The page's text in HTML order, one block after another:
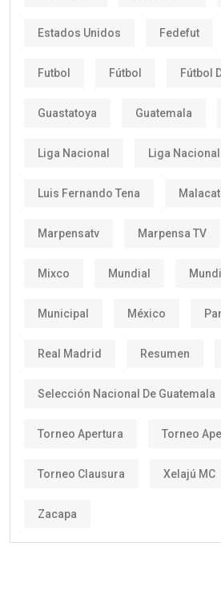
Estados Unidos Fedefut
Futbol Fútbol Fútbol
Guastatoya Guatemala
Liga Nacional Liga Nacional
Luis Fernando Tena
Marpensatv Marpensa TV
Mixco Mundial
Municipal México
Real Madrid Resumen
Selección Nacional De Guatemala
Torneo Apertura Torneo
Torneo Clausura Xelajú MC
Zacapa